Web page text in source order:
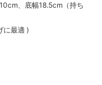
、底幅18.5cm（持ち
最適 )